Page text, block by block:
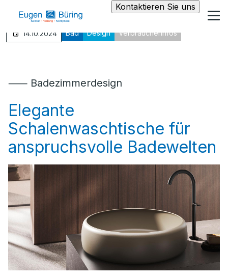
Kontaktieren Sie uns
14.10.2024 Bad Design Verbraucherinfos
⸺ Badezimmerdesign
Elegante
Schalenwaschtische für
anspruchsvolle Badewelten